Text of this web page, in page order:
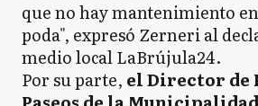
que no hay mantenimiento
poda", expresó Zerneri al
medio local LaBrújula24.
Por su parte, el Director de